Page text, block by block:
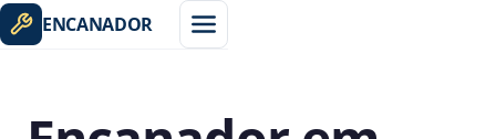
ENCANADOR